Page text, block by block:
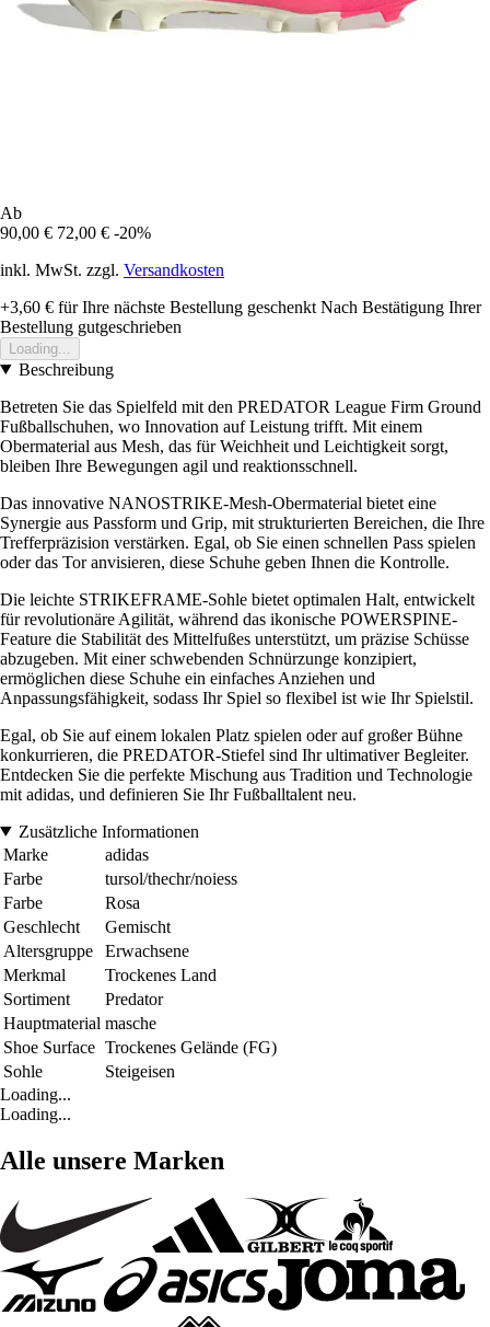
Ab
90,00 € 72,00 € -20%
inkl. MwSt. zzgl. Versandkosten
+3,60 € für Ihre nächste Bestellung geschenkt Nach Bestätigung Ihrer
Bestellung gutgeschrieben
Loading...
Beschreibung
Betreten Sie das Spielfeld mit den PREDATOR League Firm Ground
Fußballschuhen, wo Innovation auf Leistung trifft. Mit einem
Obermaterial aus Mesh, das für Weichheit und Leichtigkeit sorgt,
bleiben Ihre Bewegungen agil und reaktionsschnell.
Das innovative NANOSTRIKE-Mesh-Obermaterial bietet eine
Synergie aus Passform und Grip, mit strukturierten Bereichen, die Ihre
Trefferpräzision verstärken. Egal, ob Sie einen schnellen Pass spielen
oder das Tor anvisieren, diese Schuhe geben Ihnen die Kontrolle.
Die leichte STRIKEFRAME-Sohle bietet optimalen Halt, entwickelt
für revolutionäre Agilität, während das ikonische POWERSPINE-
Feature die Stabilität des Mittelfußes unterstützt, um präzise Schüsse
abzugeben. Mit einer schwebenden Schnürzunge konzipiert,
ermöglichen diese Schuhe ein einfaches Anziehen und
Anpassungsfähigkeit, sodass Ihr Spiel so flexibel ist wie Ihr Spielstil.
Egal, ob Sie auf einem lokalen Platz spielen oder auf großer Bühne
konkurrieren, die PREDATOR-Stiefel sind Ihr ultimativer Begleiter.
Entdecken Sie die perfekte Mischung aus Tradition und Technologie
mit adidas, und definieren Sie Ihr Fußballtalent neu.
Zusätzliche Informationen
Marke
adidas
Farbe
tursol/thechr/noiess
Farbe
Rosa
Geschlecht
Gemischt
Altersgruppe
Erwachsene
Merkmal
Trockenes Land
Sortiment
Predator
Hauptmaterial masche
Shoe Surface Trockenes Gelände (FG)
Sohle
Steigeisen
Loading...
Loading...
Alle unsere Marken